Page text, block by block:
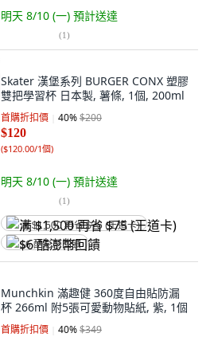
明天 8/10 (一) 預計送達
(1)
Skater 漢堡系列 BURGER CONX 塑膠
雙把學習杯 日本製, 薯條, 1個, 200ml
首購折扣價 40%$200
$120
($120.00/1個)
明天 8/10 (一) 預計送達
(1)
满 $1,500 再省 $75 (王道卡)
$6 酷澎幣回饋
Munchkin 滿趣健 360度自由貼防漏
杯 266ml 附5張可愛動物貼紙, 紫, 1個
首購折扣價 40%$349